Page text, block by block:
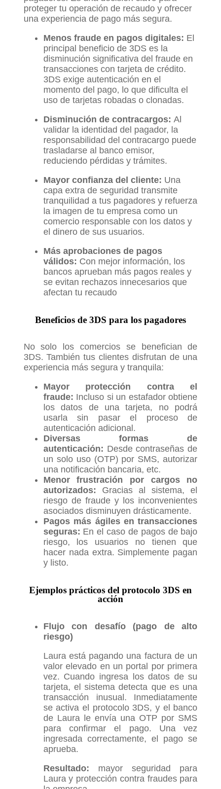
proteger tu operación de recaudo y ofrecer
una experiencia de pago más segura.
Menos fraude en pagos digitales: El
principal beneficio de 3DS es la
disminución significativa del fraude en
transacciones con tarjeta de crédito.
3DS exige autenticación en el
momento del pago, lo que dificulta el
uso de tarjetas robadas o clonadas.
Disminución de contracargos: Al
validar la identidad del pagador, la
responsabilidad del contracargo puede
trasladarse al banco emisor,
reduciendo pérdidas y trámites.
Mayor confianza del cliente: Una
capa extra de seguridad transmite
tranquilidad a tus pagadores y refuerza
la imagen de tu empresa como un
comercio responsable con los datos y
el dinero de sus usuarios.
Más aprobaciones de pagos
válidos: Con mejor información, los
bancos aprueban más pagos reales y
se evitan rechazos innecesarios que
afectan tu recaudo
Beneficios de 3DS para los pagadores
No solo los comercios se benefician de
3DS. También tus clientes disfrutan de una
experiencia más segura y tranquila:
Mayor protección contra el
fraude: Incluso si un estafador obtiene
los datos de una tarjeta, no podrá
usarla sin pasar el proceso de
autenticación adicional.
Diversas formas de
autenticación: Desde contraseñas de
un solo uso (OTP) por SMS, autorizar
una notificación bancaria, etc.
Menor frustración por cargos no
autorizados: Gracias al sistema, el
riesgo de fraude y los inconvenientes
asociados disminuyen drásticamente.
Pagos más ágiles en transacciones
seguras: En el caso de pagos de bajo
riesgo, los usuarios no tienen que
hacer nada extra. Simplemente pagan
y listo.
Ejemplos prácticos del protocolo 3DS en
acción
Flujo con desafío (pago de alto
riesgo)
Laura está pagando una factura de un
valor elevado en un portal por primera
vez. Cuando ingresa los datos de su
tarjeta, el sistema detecta que es una
transacción inusual. Inmediatamente
se activa el protocolo 3DS, y el banco
de Laura le envía una OTP por SMS
para confirmar el pago. Una vez
ingresada correctamente, el pago se
aprueba.
Resultado: mayor seguridad para
Laura y protección contra fraudes para